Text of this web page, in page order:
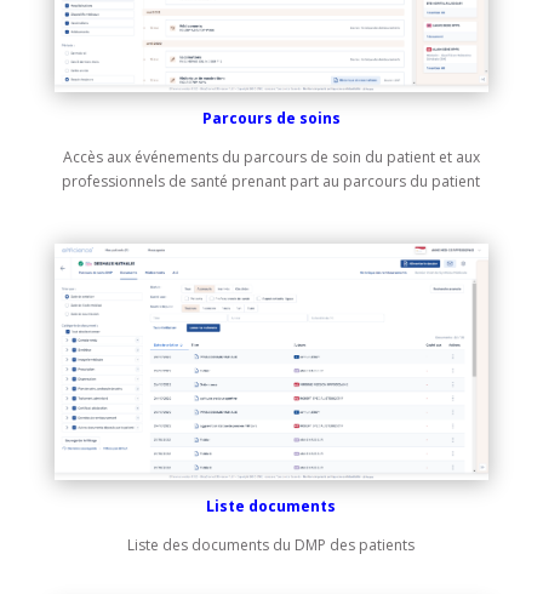
Parcours de soins
Accès aux événements du parcours de soin du patient et aux
professionnels de santé prenant part au parcours du patient
Liste documents
Liste des documents du DMP des patients